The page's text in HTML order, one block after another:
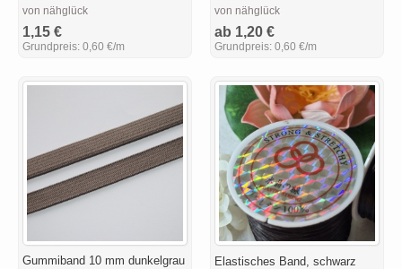
von nähglück
1,15 €
Grundpreis: 0,60 €/m
von nähglück
ab 1,20 €
Grundpreis: 0,60 €/m
Gummiband 10 mm dunkelgrau
Elastisches Band, schwarz